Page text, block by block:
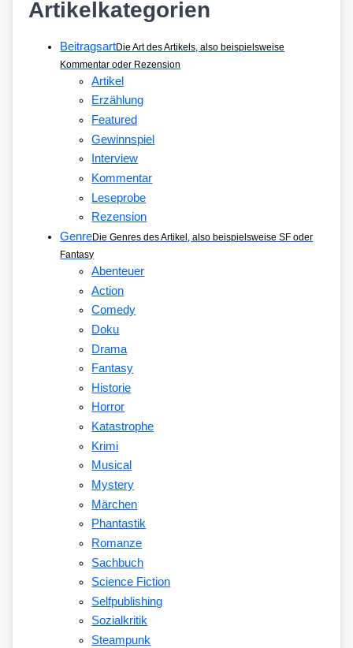
Artikelkategorien
BeitragsartDie Art des Artikels, also beispielsweise
Kommentar oder Rezension
Artikel
Erzählung
Featured
Gewinnspiel
Interview
Kommentar
Leseprobe
Rezension
GenreDie Genres des Artikel, also beispielsweise SF oder
Fantasy
Abenteuer
Action
Comedy
Doku
Drama
Fantasy
Historie
Horror
Katastrophe
Krimi
Musical
Mystery
Märchen
Phantastik
Romanze
Sachbuch
Science Fiction
Selfpublishing
Sozialkritik
Steampunk